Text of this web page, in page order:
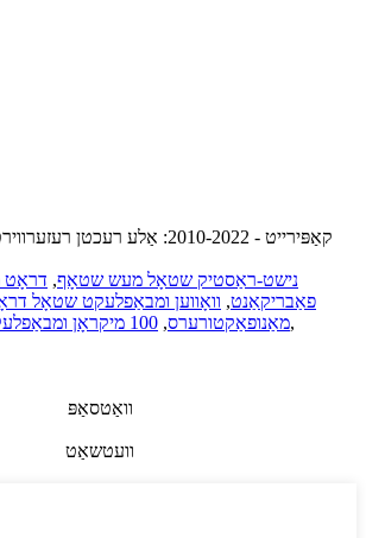
© קאַפּירייט - 2010-2022: אַלע רעכטן רעזערווירט.
נישט-ראַסטיק שטאָל מעש שטאָף, דראָט
פאַבריקאַנט, וואָווען ומבאַפלעקט שטאָל
מאַנופאַקטורערס, 100 מיקראָן ומבאַפלעקט שטאָל דראָט מעש ,
וואַטסאַפּ
וועטשאַט